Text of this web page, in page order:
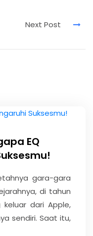
EQ
gara-gara
di tahun
dari Apple,
sendiri. Saat itu,